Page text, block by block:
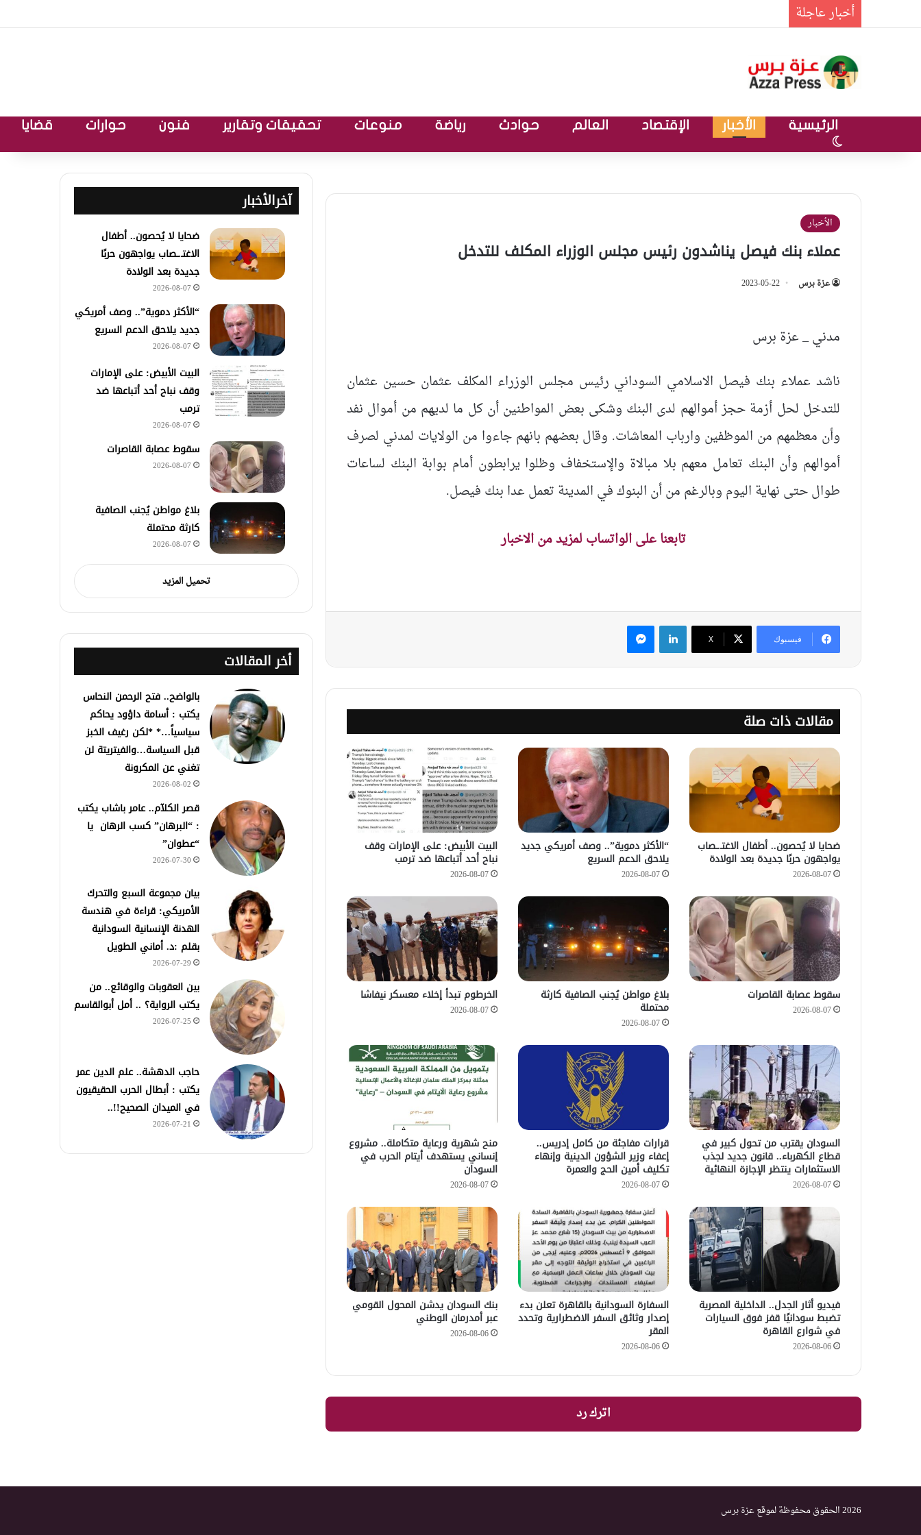
أخبار عاجلة
الرئيسية الأخبار الإقتصاد العالم حوادث رياضة منوعات تحقيقات وتقارير فنون حوارات قضايا
الوضع المظلم
الأخبار
عملاء بنك فيصل يناشدون رئيس مجلس الوزراء المكلف للتدخل
عزة برس 2023-05-22
مدني _ عزة برس
ناشد عملاء بنك فيصل الاسلامي السوداني رئيس مجلس الوزراء المكلف عثمان حسين عثمان
للتدخل لحل أزمة حجز أموالهم لدى البنك وشكى بعض المواطنين أن كل ما لديهم من أموال نفد
وأن معظمهم من الموظفين وارباب المعاشات. وقال بعضهم بانهم جاءوا من الولايات لمدني لصرف
أموالهم وأن البنك تعامل معهم بلا مبالاة والإستخفاف وظلوا يرابطون أمام بوابة البنك لساعات
طوال حتى نهاية اليوم وبالرغم من أن البنوك في المدينة تعمل عدا بنك فيصل.
تابعنا على الواتساب لمزيد من الاخبار
فيسبوك ‫X
لينكدإن ماسنجر
مقالات ذات صلة
ضحايا لا يُحصون.. أطفال الاغتـ.ـصاب
يواجهون حربًا جديدة بعد الولادة
2026-08-07
“الأكثر دموية”.. وصف أمريكي جديد
يلاحق الدعم السريع
2026-08-07
‏البيت الأبيض: على ⁧‫الإمارات‬⁩ وقف
نباح أحد أتباعها ضد ترمب
2026-08-07
سقوط عصابة القاصرات
2026-08-07
بلاغ مواطن يُجنب الصافية كارثة
محتملة
2026-08-07
الخرطوم تبدأ إخلاء معسكر نيفاشا
2026-08-07
السودان يقترب من تحول كبير في
قطاع الكهرباء.. قانون جديد لجذب
الاستثمارات ينتظر الإجازة النهائية
2026-08-07
قرارات مفاجئة من كامل إدريس..
إعفاء وزير الشؤون الدينية وإنهاء
تكليف أمين الحج والعمرة
2026-08-07
منح شهرية ورعاية متكاملة.. مشروع
إنساني يستهدف أيتام الحرب في
السودان
2026-08-07
فيديو أثار الجدل.. الداخلية المصرية
تضبط سودانيًا قفز فوق السيارات
في شوارع القاهرة
2026-08-06
السفارة السودانية بالقاهرة تعلن بدء
إصدار وثائق السفر الاضطرارية وتحدد
المقر
2026-08-06
بنك السودان يدشن المحول القومي
عبر أمدرمان الوطني
2026-08-06
اترك رد
آخرالأخبار
ضحايا لا يُحصون.. أطفال
الاغتـ.ـصاب يواجهون حربًا
جديدة بعد الولادة
2026-08-07
“الأكثر دموية”.. وصف أمريكي
جديد يلاحق الدعم السريع
2026-08-07
‏البيت الأبيض: على ⁧‫الإمارات‬⁩
وقف نباح أحد أتباعها ضد
ترمب
2026-08-07
سقوط عصابة القاصرات
2026-08-07
بلاغ مواطن يُجنب الصافية
كارثة محتملة
2026-08-07
تحميل المزيد
أخر المقالات
بالواضح.. فتح الرحمن النحاس
يكتب : أسامة داؤود يحاكم
سياسياً…* *لكن رغيف الخبز
قبل السياسة…والفيتريتة لن
تغني عن المكرونة
2026-08-02
قصر الكلآم.. عامر باشاب يكتب
: “البرهان” كسب الرهان يا
“عطوان”
2026-07-30
بيان مجموعة السبع والتحرك
الأمريكي: قراءة في هندسة
الهدنة الإنسانية السودانية
بقلم :د. أماني الطويل
2026-07-29
بين العقوبات والوقائع.. من
يكتب الرواية؟ .. أمل أبوالقاسم
2026-07-25
حاجب الدهشة.. علم الدين عمر
يكتب : أبطال الحرب الحقيقيون
في الميدان الصحيح!!..
2026-07-21
2026 الحقوق محفوظة لموقع عزة برس